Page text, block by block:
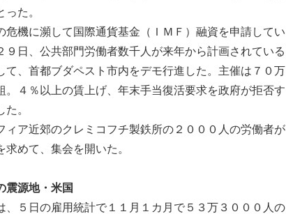
た。
機に瀕して国際通貨基金（ＩＭＦ）融資を申請してい
９日、公共部門労働者数千人が来年から計画されている
て、首都ブダペスト市内をデモ行進した。主催は７０万
。４％以上の賃上げ、年末手当復活要求を政府が拒否す
。
ア近郊のクレミコフチ製鉄所の２０００人の労働者が
めて、集会を開いた。
源地・米国
５日の雇用統計で１１月１カ月で５３万３０００人の